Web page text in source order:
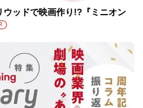
ウッドで映画作り!?『ミニオン